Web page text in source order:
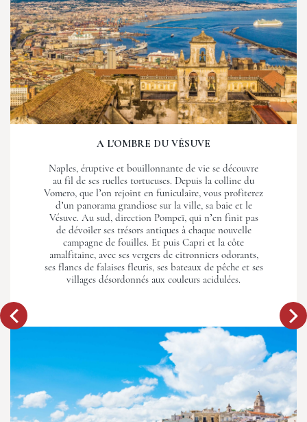
A L'OMBRE DU VÉSUVE
Naples, éruptive et bouillonnante de vie se découvre
au fil de ses ruelles tortueuses. Depuis la colline du
Vomero, que l’on rejoint en funiculaire, vous profiterez
d’un panorama grandiose sur la ville, sa baie et le
Vésuve. Au sud, direction Pompeï, qui n’en finit pas
de dévoiler ses trésors antiques à chaque nouvelle
campagne de fouilles. Et puis Capri et la côte
amalfitaine, avec ses vergers de citronniers odorants,
ses flancs de falaises fleuris, ses bateaux de pêche et ses
villages désordonnés aux couleurs acidulées.